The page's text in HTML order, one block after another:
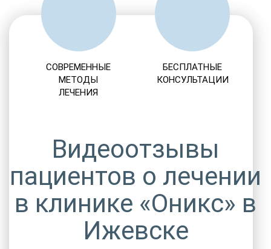
СОВРЕМЕННЫЕ
МЕТОДЫ
ЛЕЧЕНИЯ
БЕСПЛАТНЫЕ
КОНСУЛЬТАЦИИ
Видеоотзывы
пациентов о лечении
в клинике «Оникс» в
Ижевске